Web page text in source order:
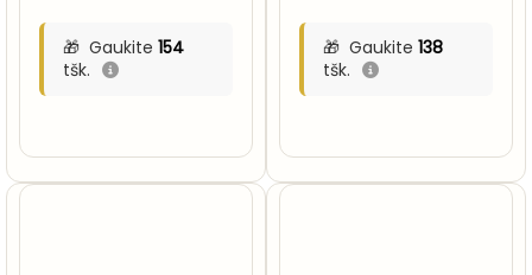
Gaukite 154
tšk.
Gaukite 138
tšk.